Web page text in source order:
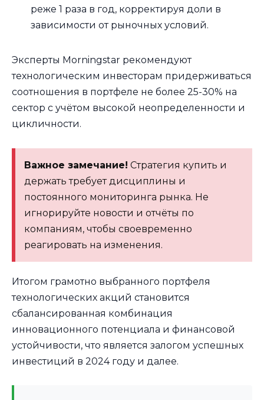
реже 1 раза в год, корректируя доли в
зависимости от рыночных условий.
Эксперты Morningstar рекомендуют
технологическим инвесторам придерживаться
соотношения в портфеле не более 25-30% на
сектор с учётом высокой неопределенности и
цикличности.
Важное замечание! Стратегия купить и
держать требует дисциплины и
постоянного мониторинга рынка. Не
игнорируйте новости и отчёты по
компаниям, чтобы своевременно
реагировать на изменения.
Итогом грамотно выбранного портфеля
технологических акций становится
сбалансированная комбинация
инновационного потенциала и финансовой
устойчивости, что является залогом успешных
инвестиций в 2024 году и далее.